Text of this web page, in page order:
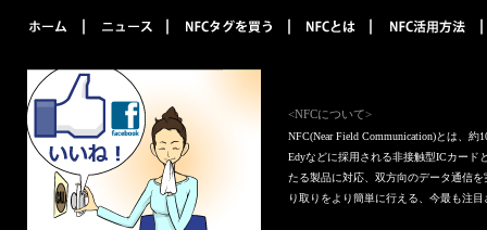
<NFCについて>
NFC(Near Field Communication)とは、
Edyなどに採用される非接触型ICカード
たる製品に対応、双方向のデータ通信
り取りをより簡単に行える、今最も注